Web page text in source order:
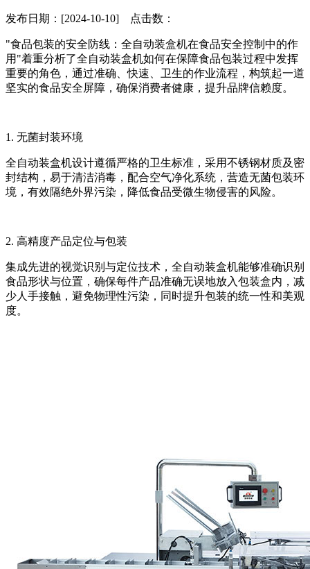
发布日期：[2024-10-10] 点击数：
"食品包装的安全防线：全自动装盒机在食品安全控制中的作
用"着重分析了全自动装盒机如何在保障食品包装过程中发挥
重要的角色，通过准确、快速、卫生的作业流程，构筑起一道
坚实的食品安全屏障，确保消费者健康，提升品牌信赖度。
1. 无菌封装环境
全自动装盒机设计遵循严格的卫生标准，采用不锈钢材质及密
封结构，易于清洁消毒，配合空气净化系统，营造无菌包装环
境，有效隔绝外界污染，降低食品受微生物侵害的风险。
2. 高精度产品定位与包装
集成先进的视觉识别与定位技术，全自动装盒机能够准确识别
食品形状与位置，确保每件产品准确无误地放入包装盒内，减
少人手接触，避免物理性污染，同时提升包装的统一性和美观
度。